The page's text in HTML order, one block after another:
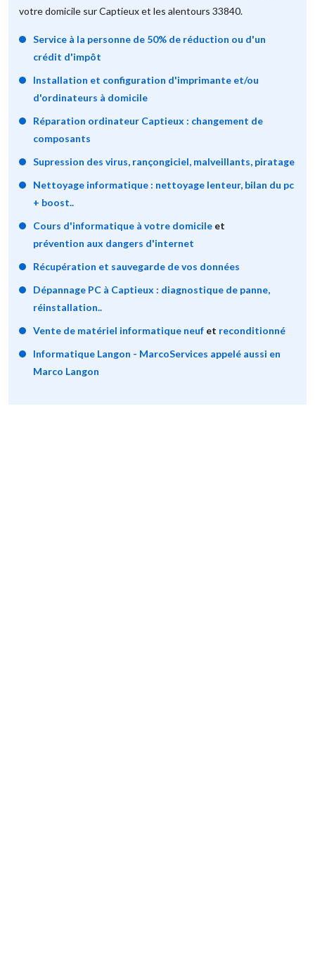
votre domicile sur Captieux et les alentours 33840.
Service à la personne de 50% de réduction ou d'un
crédit d'impôt
Installation et configuration d'imprimante et/ou
d'ordinateurs à domicile
Réparation ordinateur Captieux : changement de
composants
Supression des virus, rançongiciel, malveillants, piratage
Nettoyage informatique : nettoyage lenteur, bilan du pc
+ boost..
Cours d'informatique à votre domicile et
prévention aux dangers d'internet
Récupération et sauvegarde de vos données
Dépannage PC à Captieux : diagnostique de panne,
réinstallation..
Vente de matériel informatique neuf et reconditionné
Informatique Langon - MarcoServices appelé aussi en
Marco Langon